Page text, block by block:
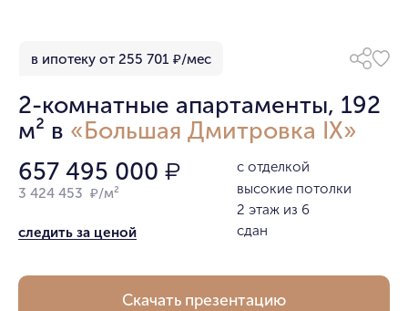
2-комнатные апартаменты, 192
м² в «Большая Дмитровка IX»
в ипотеку от 255 701 ₽/мес
657 495 000 ₽
3 424 453 ₽/м²
следить за ценой
с отделкой
высокие потолки
2 этаж из 6
сдан
Скачать презентацию